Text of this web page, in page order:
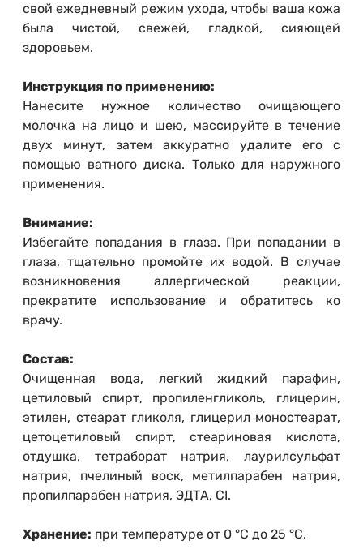
свой ежедневный режим ухода, чтобы ваша кожа
была чистой, свежей, гладкой, сияющей
здоровьем.
Инструкция по применению:
Нанесите нужное количество очищающего
молочка на лицо и шею, массируйте в течение
двух минут, затем аккуратно удалите его с
помощью ватного диска. Только для наружного
применения.
Внимание:
Избегайте попадания в глаза. При попадании в
глаза, тщательно промойте их водой. В случае
возникновения аллергической реакции,
прекратите использование и обратитесь ко
врачу.
Состав:
Очищенная вода, легкий жидкий парафин,
цетиловый спирт, пропиленгликоль, глицерин,
этилен, стеарат гликоля, глицерил моностеарат,
цетоцетиловый спирт, стеариновая кислота,
отдушка, тетраборат натрия, лаурилсульфат
натрия, пчелиный воск, метилпарабен натрия,
пропилпарабен натрия, ЭДТА, CI.
Хранение: при температуре от 0 °С до 25 °С.